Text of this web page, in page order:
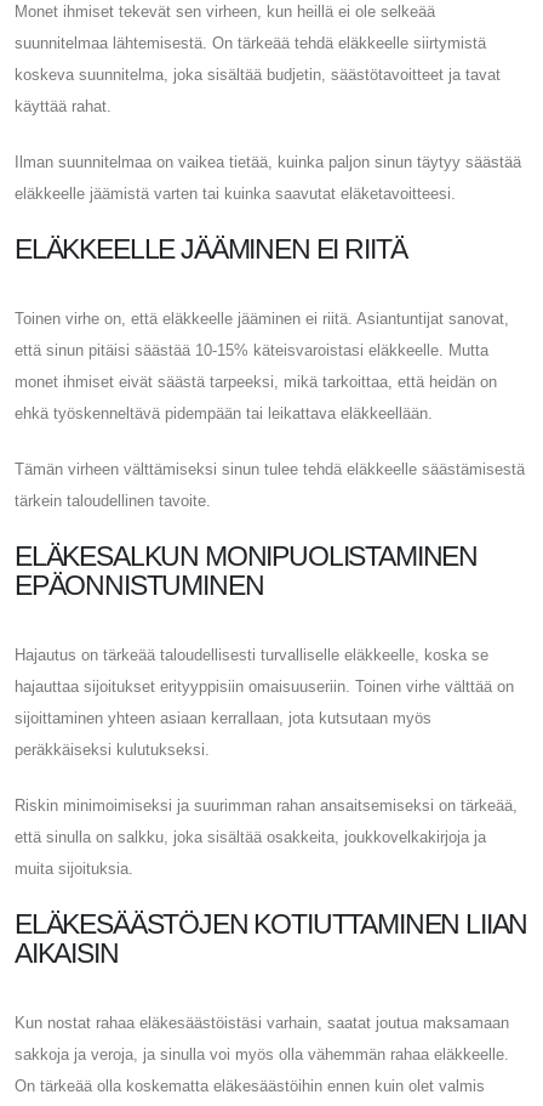
Monet ihmiset tekevät sen virheen, kun heillä ei ole selkeää
suunnitelmaa lähtemisestä. On tärkeää tehdä eläkkeelle siirtymistä
koskeva suunnitelma, joka sisältää budjetin, säästötavoitteet ja tavat
käyttää rahat.
Ilman suunnitelmaa on vaikea tietää, kuinka paljon sinun täytyy säästää
eläkkeelle jäämistä varten tai kuinka saavutat eläketavoitteesi.
ELÄKKEELLE JÄÄMINEN EI RIITÄ
Toinen virhe on, että eläkkeelle jääminen ei riitä. Asiantuntijat sanovat,
että sinun pitäisi säästää 10-15% käteisvaroistasi eläkkeelle. Mutta
monet ihmiset eivät säästä tarpeeksi, mikä tarkoittaa, että heidän on
ehkä työskenneltävä pidempään tai leikattava eläkkeellään.
Tämän virheen välttämiseksi sinun tulee tehdä eläkkeelle säästämisestä
tärkein taloudellinen tavoite.
ELÄKESALKUN MONIPUOLISTAMINEN
EPÄONNISTUMINEN
Hajautus on tärkeää taloudellisesti turvalliselle eläkkeelle, koska se
hajauttaa sijoitukset erityyppisiin omaisuuseriin. Toinen virhe välttää on
sijoittaminen yhteen asiaan kerrallaan, jota kutsutaan myös
peräkkäiseksi kulutukseksi.
Riskin minimoimiseksi ja suurimman rahan ansaitsemiseksi on tärkeää,
että sinulla on salkku, joka sisältää osakkeita, joukkovelkakirjoja ja
muita sijoituksia.
ELÄKESÄÄSTÖJEN KOTIUTTAMINEN LIIAN
AIKAISIN
Kun nostat rahaa eläkesäästöistäsi varhain, saatat joutua maksamaan
sakkoja ja veroja, ja sinulla voi myös olla vähemmän rahaa eläkkeelle.
On tärkeää olla koskematta eläkesäästöihin ennen kuin olet valmis